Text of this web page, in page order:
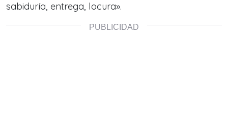
sabiduría, entrega, locura».